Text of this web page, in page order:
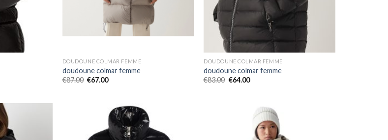
DOUDOUNE COLMAR FEMME
doudoune colmar femme
€87.00 €67.00
DOUDOUNE COLMAR FEMME
doudoune colmar femme
€83.00 €64.00